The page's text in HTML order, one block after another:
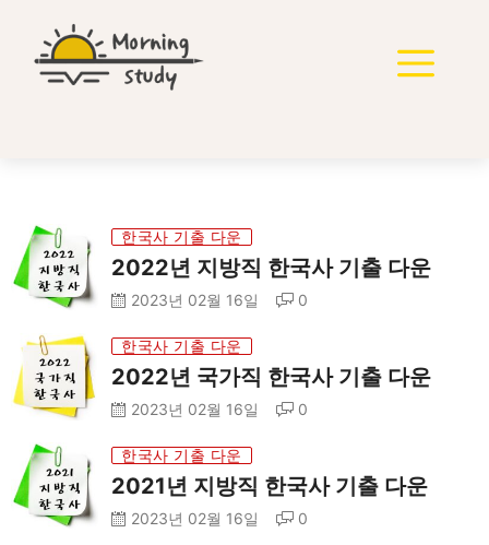
한국사 기출 다운
2022년 지방직 한국사 기출 다운
2023년 02월 16일 0
한국사 기출 다운
2022년 국가직 한국사 기출 다운
2023년 02월 16일 0
한국사 기출 다운
2021년 지방직 한국사 기출 다운
2023년 02월 16일 0